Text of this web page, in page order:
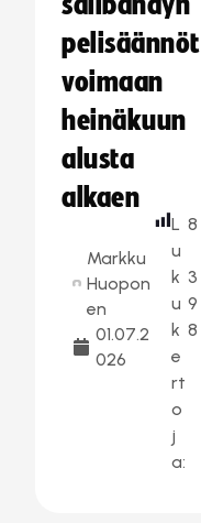
pelisäännöt
voimaan
heinäkuun
alusta
alkaen
Markku
Huopon
en
01.07.2
026
L
u
k
u
k
e
rt
o
j
a:
8
3
9
8